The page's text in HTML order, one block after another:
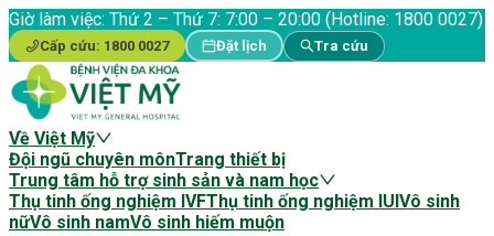
Giờ làm việc: Thứ 2 – Thứ 7: 7:00 – 20:00 (Hotline: 1800 0027)
Cấp cứu: 1800 0027 Đặt lịch Tra cứu
Về Việt Mỹ
Đội ngũ chuyên mônTrang thiết bị
Trung tâm hỗ trợ sinh sản và nam học
Thụ tinh ống nghiệm IVFThụ tinh ống nghiệm IUIVô sinh
nữVô sinh namVô sinh hiếm muộn